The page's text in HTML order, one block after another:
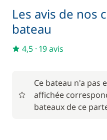
Skipper (repas non
Les avis de nos
bateau
4,5 · 19 avis
Ce bateau n'a pas
affichée
bateaux de ce